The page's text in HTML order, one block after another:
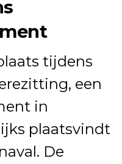
tijdens
een
in
plaatsvindt
De